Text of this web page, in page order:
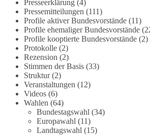
Denkverbote, ohne Vorverurteilungen und
Tabus.
Quellen:https://apnews.com/article/fauci-
covid-origins-rand-paul-
6b25da9f75a0becbaf2886ab22643e67
https://www.tichyseinblick.de/kolumnen/aus-
welt/usa-tagebuch-fauci-corona-impfung/
#dieBasis #Corona
#Demokratie #Vertrauen
Presseerklärung(4)
Pressemitteilungen (111)
Profile aktiver Bundesvorstände(11)
Profile ehemaliger Bundesvorstände
Profile kooptierte Bundesvorstände(2)
Protokolle(2)
Rezension (2)
Stimmen der Basis(33)
Struktur(2)
Veranstaltungen (12)
Videos(6)
Wahlen (64)
Bundestagswahl (34)
Europawahl (11)
Landtagswahl (15)